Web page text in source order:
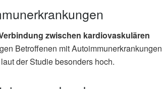
zwischen kardiovaskulären
Betroffenen mit Autoimmunerkrankungen
der Studie besonders hoch.